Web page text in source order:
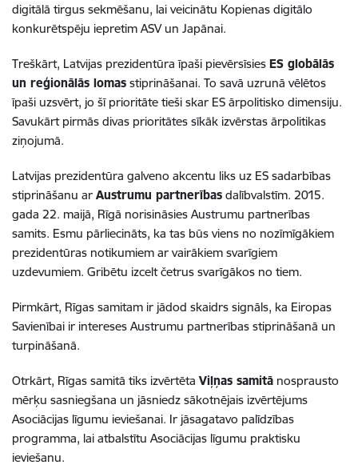
digitālā tirgus sekmēšanu, lai veicinātu Kopienas digitālo
konkurētspēju iepretim ASV un Japānai.
Treškārt, Latvijas prezidentūra īpaši pievērsīsies ES globālās
un reģionālās lomas stiprināšanai. To savā uzrunā vēlētos
īpaši uzsvērt, jo šī prioritāte tieši skar ES ārpolitisko dimensiju.
Savukārt pirmās divas prioritātes sīkāk izvērstas ārpolitikas
ziņojumā.
Latvijas prezidentūra galveno akcentu liks uz ES sadarbības
stiprināšanu ar Austrumu partnerības dalībvalstīm. 2015.
gada 22. maijā, Rīgā norisināsies Austrumu partnerības
samits. Esmu pārliecināts, ka tas būs viens no nozīmīgākiem
prezidentūras notikumiem ar vairākiem svarīgiem
uzdevumiem. Gribētu izcelt četrus svarīgākos no tiem.
Pirmkārt, Rīgas samitam ir jādod skaidrs signāls, ka Eiropas
Savienībai ir intereses Austrumu partnerības stiprināšanā un
turpināšanā.
Otrkārt, Rīgas samitā tiks izvērtēta Viļņas samitā nosprausto
mērķu sasniegšana un jāsniedz sākotnējais izvērtējums
Asociācijas līgumu ieviešanai. Ir jāsagatavo palīdzības
programma, lai atbalstītu Asociācijas līgumu praktisku
ieviešanu.